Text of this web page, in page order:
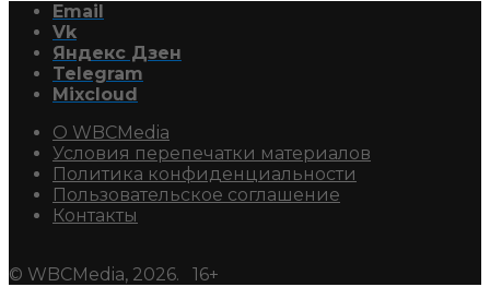
Email
Vk
Яндекс Дзен
Telegram
Mixcloud
О WBCMedia
Условия перепечатки материалов
Политика конфиденциальности
Пользовательское соглашение
Контакты
© WBCMedia, 2026. 16+